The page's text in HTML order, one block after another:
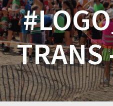
TRANS